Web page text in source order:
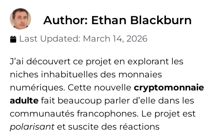
Author: Ethan Blackburn
Last Updated: March 14, 2026
J’ai découvert ce projet en explorant les
niches inhabituelles des monnaies
numériques. Cette nouvelle cryptomonnaie
adulte fait beaucoup parler d’elle dans les
communautés francophones. Le projet est
polarisant et suscite des réactions